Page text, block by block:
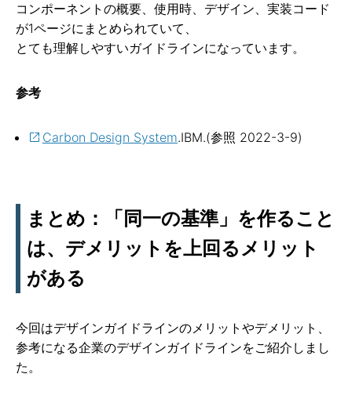
コンポーネントの概要、使用時、デザイン、実装コード
が1ページにまとめられていて、
とても理解しやすいガイドラインになっています。
参考
Carbon Design System.IBM.(参照 2022-3-9)
まとめ：「同一の基準」を作ること
は、デメリットを上回るメリット
がある
今回はデザインガイドラインのメリットやデメリット、
参考になる企業のデザインガイドラインをご紹介しまし
た。